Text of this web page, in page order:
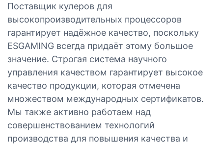
Поставщик кулеров для
высокопроизводительных процессоров
гарантирует надёжное качество, поскольку
ESGAMING всегда придаёт этому большое
значение. Строгая система научного
управления качеством гарантирует высокое
качество продукции, которая отмечена
множеством международных сертификатов.
Мы также активно работаем над
совершенствованием технологий
производства для повышения качества и